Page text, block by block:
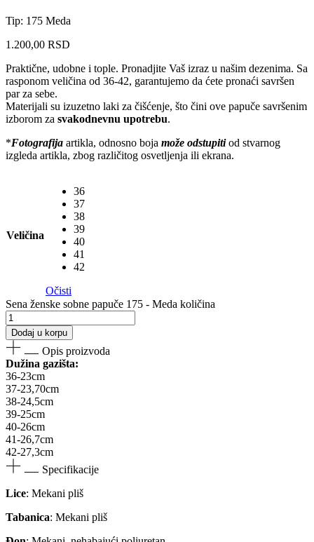
Tip: 175 Meda
1.200,00 RSD
Praktične, udobne i tople. Pronadjite Vaš izraz u našim dezenima. Sa
rasponom veličina od 36-42, garantujemo da ćete pronaći savršen
par za sebe.
Materijali su izuzetno laki za čišćenje, što čini ove papuče savršenim
izborom za svakodnevnu upotrebu.
*Fotografija artikla, odnosno boja može odstupitiod stvarnog
izgleda artikla, zbog različitog osvetljenja ili ekrana.
Veličina
36
37
38
39
40
41
42
Očisti
Sena ženske sobne papuče 175 - Meda količina
Dodaj u korpu
Opis proizvoda
Dužina gazišta:
36-23cm
37-23,70cm
38-24,5cm
39-25cm
40-26cm
41-26,7cm
42-27,3cm
Specifikacije
Lice: Mekani pliš
Tabanica: Mekani pliš